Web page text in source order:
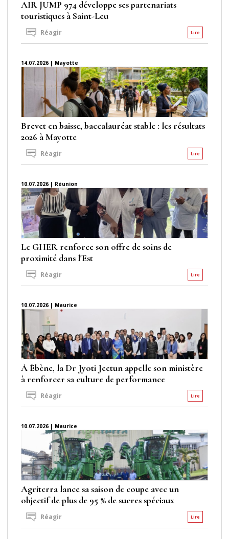
AIR JUMP 974 développe ses partenariats
touristiques à Saint-Leu
Lire
Réagir
14.07.2026 | Mayotte
Brevet en baisse, baccalauréat stable : les résultats
2026 à Mayotte
Lire
Réagir
10.07.2026 | Réunion
Le GHER renforce son offre de soins de
proximité dans l'Est
Lire
Réagir
10.07.2026 | Maurice
À Ébène, la Dr Jyoti Jeetun appelle son ministère
à renforcer sa culture de performance
Lire
Réagir
10.07.2026 | Maurice
Agriterra lance sa saison de coupe avec un
objectif de plus de 95 % de sucres spéciaux
Lire
Réagir